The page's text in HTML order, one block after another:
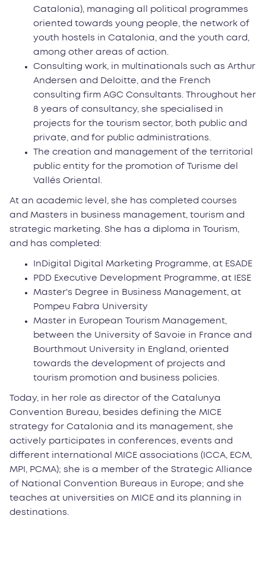
Catalonia), managing all political programmes
oriented towards young people, the network of
youth hostels in Catalonia, and the youth card,
among other areas of action.
Consulting work, in multinationals such as Arthur
Andersen and Deloitte, and the French
consulting firm AGC Consultants. Throughout her
8 years of consultancy, she specialised in
projects for the tourism sector, both public and
private, and for public administrations.
The creation and management of the territorial
public entity for the promotion of Turisme del
Vallés Oriental.
At an academic level, she has completed courses
and Masters in business management, tourism and
strategic marketing. She has a diploma in Tourism,
and has completed:
InDigital Digital Marketing Programme, at ESADE
PDD Executive Development Programme, at IESE
Master's Degree in Business Management, at
Pompeu Fabra University
Master in European Tourism Management,
between the University of Savoie in France and
Bourthmout University in England, oriented
towards the development of projects and
tourism promotion and business policies.
Today, in her role as director of the Catalunya
Convention Bureau, besides defining the MICE
strategy for Catalonia and its management, she
actively participates in conferences, events and
different international MICE associations (ICCA, ECM,
MPI, PCMA); she is a member of the Strategic Alliance
of National Convention Bureaus in Europe; and she
teaches at universities on MICE and its planning in
destinations.